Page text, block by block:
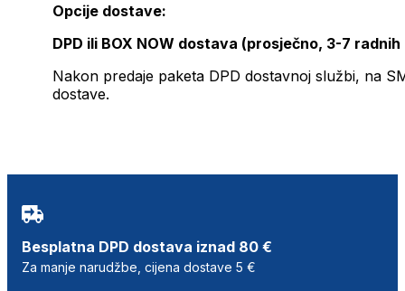
Opcije dostave:
DPD ili BOX NOW dostava (prosječno, 3-7 radnih
Nakon predaje paketa DPD dostavnoj službi, na
dostave.
Besplatna DPD dostava iznad 80 €
Za manje narudžbe, cijena dostave 5 €